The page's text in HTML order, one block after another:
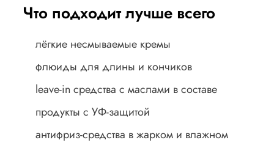
Что подходит лучше всего
лёгкие несмываемые кремы
флюиды для длины и кончиков
leave-in средства с маслами в составе
продукты с УФ-защитой
антифриз-средства в жарком и влажном